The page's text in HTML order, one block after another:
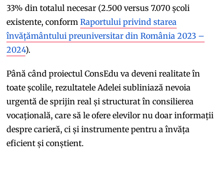
33% din totalul necesar (2.500 versus 7.070 școli
existente, conformRaportului privind starea
învățământului preuniversitar din România 2023 –
2024).
Până când proiectul ConsEdu va deveni realitate în
toate școlile, rezultatele Adelei subliniază nevoia
urgentă de sprijin real și structurat în consilierea
vocațională, care să le ofere elevilor nu doar informații
despre carieră, ci și instrumente pentru a învăța
eficient și conștient.